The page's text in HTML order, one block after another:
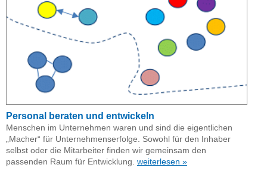
Personal beraten und entwickeln
Menschen im Unternehmen waren und sind die eigentlichen
„Macher“ für Unternehmenserfolge. Sowohl für den Inhaber
selbst oder die Mitarbeiter finden wir gemeinsam den
passenden Raum für Entwicklung. weiterlesen »